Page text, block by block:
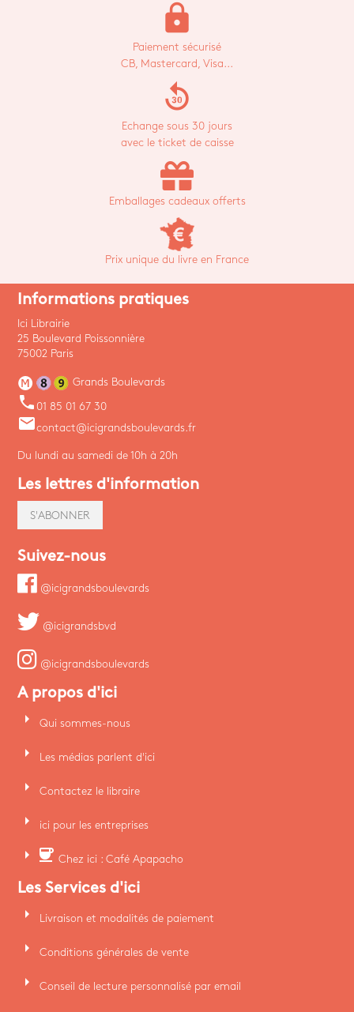
lock
Paiement sécurisé
CB, Mastercard, Visa...
replay_30
Echange sous 30 jours
avec le ticket de caisse
Emballages cadeaux offerts
Prix unique du livre en France
Informations pratiques
Ici Librairie
25 Boulevard Poissonnière
75002 Paris
Grands Boulevards
phone 01 85 01 67 30
emailcontact@icigrandsboulevards.fr
Du lundi au samedi de 10h à 20h
Les lettres d'information
S'ABONNER
Suivez-nous
@icigrandsboulevards
@icigrandsbvd
@icigrandsboulevards
A propos d'ici
arrow_right Qui sommes-nous
arrow_right Les médias parlent d'ici
arrow_right Contactez le libraire
arrow_right ici pour les entreprises
arrow_right coffee Chez ici : Café Apapacho
Les Services d'ici
arrow_right Livraison et modalités de paiement
arrow_right Conditions générales de vente
arrow_right Conseil de lecture personnalisé par email